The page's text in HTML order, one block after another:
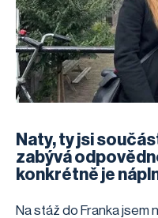
Naty, ty jsi
zabývá
konkrétně je
Na stáž do Franka jsem